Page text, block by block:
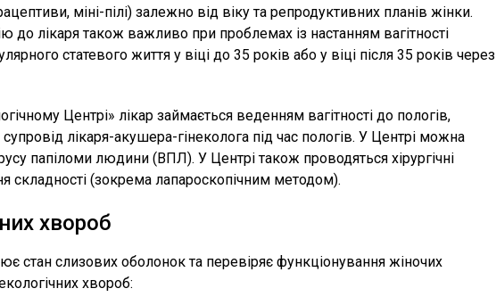
міні-пілі) залежно від віку та репродуктивних планів жінки.
до лікаря також важливо при проблемах із настанням вагітності
статевого життя у віці до 35 років або у віці після 35 років через
Центрі» лікар займається веденням вагітності до пологів,
лікаря-акушера-гінеколога під час пологів. У Центрі можна
папіломи людини (ВПЛ). У Центрі також проводяться хірургічні
складності (зокрема лапароскопічним методом).
хвороб
стан слизових оболонок та перевіряє функціонування жіночих
хвороб: